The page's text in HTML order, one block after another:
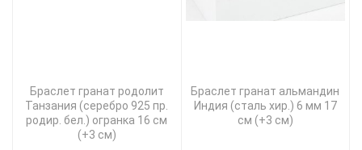
Браслет гранат родолит
Танзания (серебро 925 пр.
родир. бел.) огранка 16 см
(+3 см)
Браслет гранат альмандин
Индия (сталь хир.) 6 мм 17
см (+3 см)